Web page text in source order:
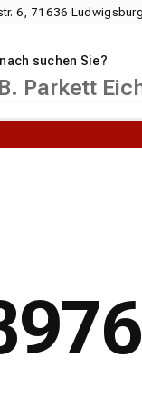
6, 71636 Ludwigsburg
suchen Sie?